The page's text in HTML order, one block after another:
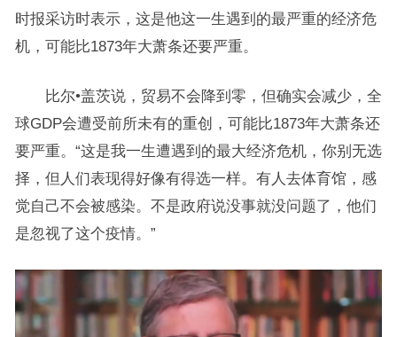
时报采访时表示，这是他这一生遇到的最严重的经济危
机，可能比1873年大萧条还要严重。
比尔•盖茨说，贸易不会降到零，但确实会减少，全
球GDP会遭受前所未有的重创，可能比1873年大萧条还
要严重。“这是我一生遭遇到的最大经济危机，你别无选
择，但人们表现得好像有得选一样。有人去体育馆，感
觉自己不会被感染。不是政府说没事就没问题了，他们
是忽视了这个疫情。”